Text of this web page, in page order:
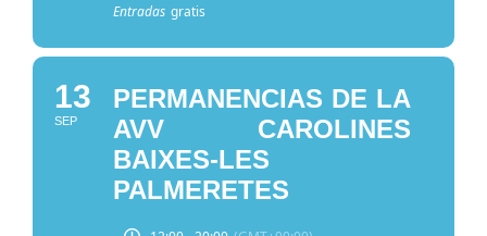
Entradas gratis
13
SEP
PERMANENCIAS DE LA
AVV CAROLINES
BAIXES-LES
PALMERETES